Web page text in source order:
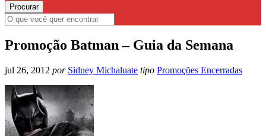
Promoção Batman – Guia da Semana
jul 26, 2012 por Sidney Michaluate tipo Promoções Encerradas